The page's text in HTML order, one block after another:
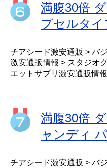
満腹30倍
プセルタイ
チアシード激安通販 > バ
激安通販情報 > スタジオ
エットサプリ激安通販情
満腹30倍
ャンディ
チアシード激安通販 > バ